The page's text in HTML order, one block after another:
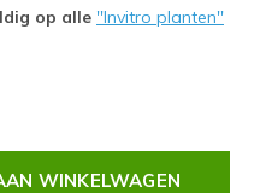
op alle ''Invitro planten''
WINKELWAGEN